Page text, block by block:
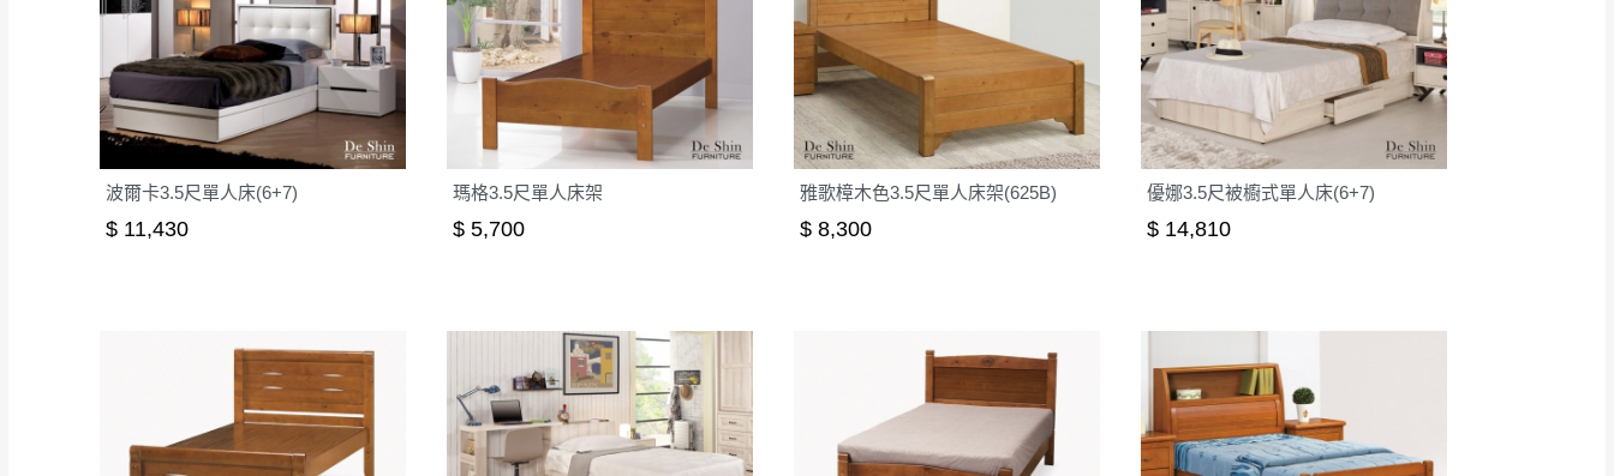
波爾卡3.5尺單人床(6+7)
$ 11,430
瑪格3.5尺單人床架
$ 5,700
雅歌樟木色3.5尺單人床架(625B)
$ 8,300
優娜3.5尺被櫥式單人床(6+7)
$ 14,810